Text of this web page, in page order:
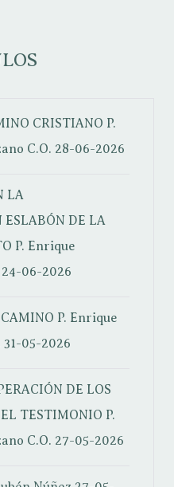
CRISTIANO P.
C.O. 28-06-2026
LA
ESLABÓN DE LA
P. Enrique
24-06-2026
P. Enrique
31-05-2026
DE LOS
TESTIMONIO P.
C.O. 27-05-2026